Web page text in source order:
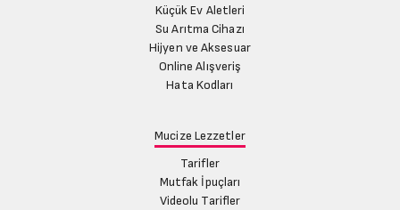
Küçük Ev Aletleri
Su Arıtma Cihazı
Hijyen ve Aksesuar
Online Alışveriş
Hata Kodları
Mucize Lezzetler
Tarifler
Mutfak İpuçları
Videolu Tarifler